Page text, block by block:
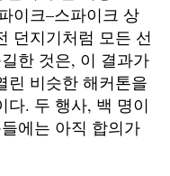
이크–스파이크 상
던지기처럼 모든 선
한 것은, 이 결과가
린 비슷한 해커톤을
다. 두 행사, 백 명이
에는 아직 합의가